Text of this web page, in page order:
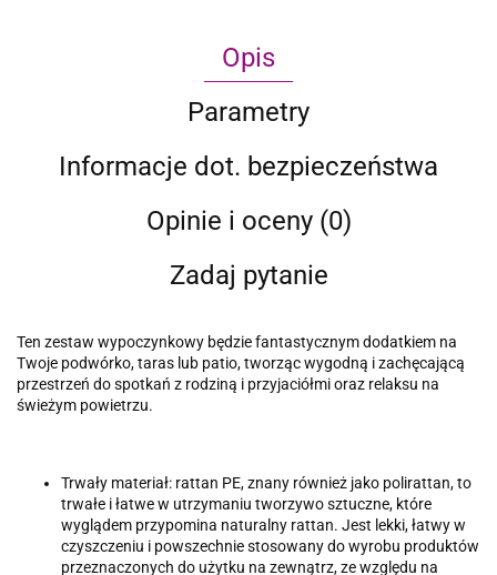
Opis
Parametry
Informacje dot. bezpieczeństwa
Opinie i oceny (0)
Zadaj pytanie
Ten zestaw wypoczynkowy będzie fantastycznym dodatkiem na
Twoje podwórko, taras lub patio, tworząc wygodną i zachęcającą
przestrzeń do spotkań z rodziną i przyjaciółmi oraz relaksu na
świeżym powietrzu.
Trwały materiał: rattan PE, znany również jako polirattan, to
trwałe i łatwe w utrzymaniu tworzywo sztuczne, które
wyglądem przypomina naturalny rattan. Jest lekki, łatwy w
czyszczeniu i powszechnie stosowany do wyrobu produktów
przeznaczonych do użytku na zewnątrz, ze względu na